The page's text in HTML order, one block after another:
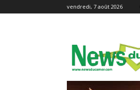
vendredi, 7 août 2026